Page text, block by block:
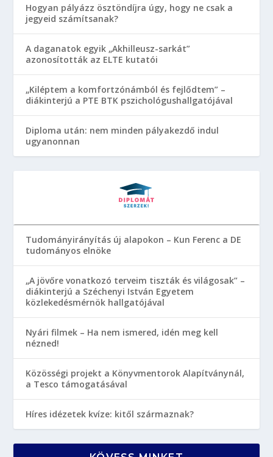
Hogyan pályázz ösztöndíjra úgy, hogy ne csak a
jegyeid számítsanak?
A daganatok egyik „Akhilleusz-sarkát”
azonosították az ELTE kutatói
„Kiléptem a komfortzónámból és fejlődtem” –
diákinterjú a PTE BTK pszichológushallgatójával
Diploma után: nem minden pályakezdő indul
ugyanonnan
Tudományirányítás új alapokon – Kun Ferenc a DE
tudományos elnöke
„A jövőre vonatkozó terveim tiszták és világosak” –
diákinterjú a Széchenyi István Egyetem
közlekedésmérnök hallgatójával
Nyári filmek – Ha nem ismered, idén meg kell
nézned!
Közösségi projekt a Könyvmentorok Alapítványnál,
a Tesco támogatásával
Híres idézetek kvíze: kitől származnak?